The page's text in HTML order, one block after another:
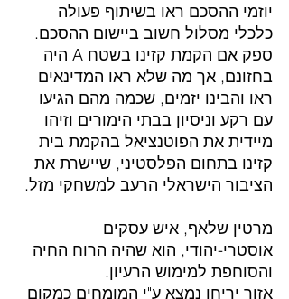
יוזמי ההסכם ראו בשיתוף פעולה
כלכלי מסלול חשוב ביישום ההסכם.
ספק אם הקמת קזינו בשטח A היה
בחזונם, אך מה שלא ראו המדינאים
ראו והבינו יזמים, שכמה מהם הגיעו
עם רקע וניסיון בבתי הימורים וזיהו
מיידית את הפוטנציאל בהקמת בית
קזינו בתחום הפלסטיני, שיישרת את
הציבור הישראלי הרעב למשחקי מזל.
מרטין שלאף, איש עסקים
אוסטרי-יהודי, הוא שהיה הרוח החיה
והסוחפת למימוש הרעיון.
אזור יריחו נמצא ע"י המומחים כמקום